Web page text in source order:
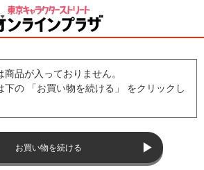
品が入っておりません。
下の 「お買い物を続ける」 をクリックし
お買い物を続ける